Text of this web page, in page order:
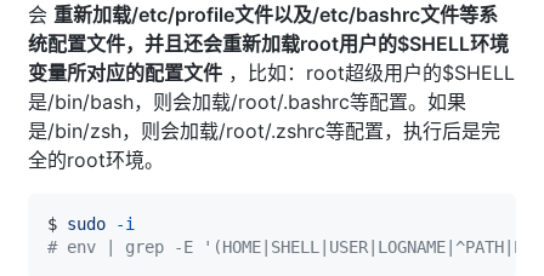
会 重新加载/etc/profile文件以及/etc/bashrc文件等系
统配置文件，并且还会重新加载root用户的$SHELL环境
变量所对应的配置文件 ，比如：root超级用户的$SHELL
是/bin/bash，则会加载/root/.bashrc等配置。如果
是/bin/zsh，则会加载/root/.zshrc等配置，执行后是完
全的root环境。
$ sudo
-i
# env | grep -E